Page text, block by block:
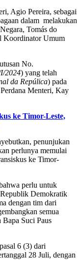
Agio Pereira, sebagai
dalam melakukan
Tomás do
Koordinator Umum
No.
2024) yang telah
da Repúlica) pada
Menteri, Kay
ke Timor-Leste,
penunjukan
perlunya memulai
ke Timor-
perlu untuk
Demokratik
dengan tim dari
semua
Suci Paus
6 (3) dari
28 Juli, dengan